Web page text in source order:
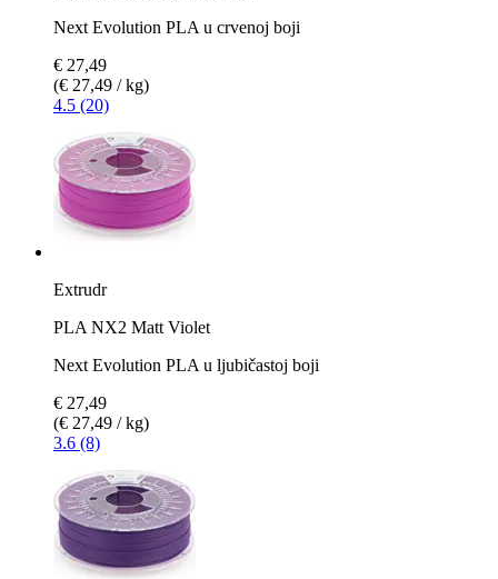
Next Evolution PLA u crvenoj boji
€ 27,49
(€ 27,49 / kg)
4.5 (20)
Extrudr
PLA NX2 Matt Violet
Next Evolution PLA u ljubičastoj boji
€ 27,49
(€ 27,49 / kg)
3.6 (8)